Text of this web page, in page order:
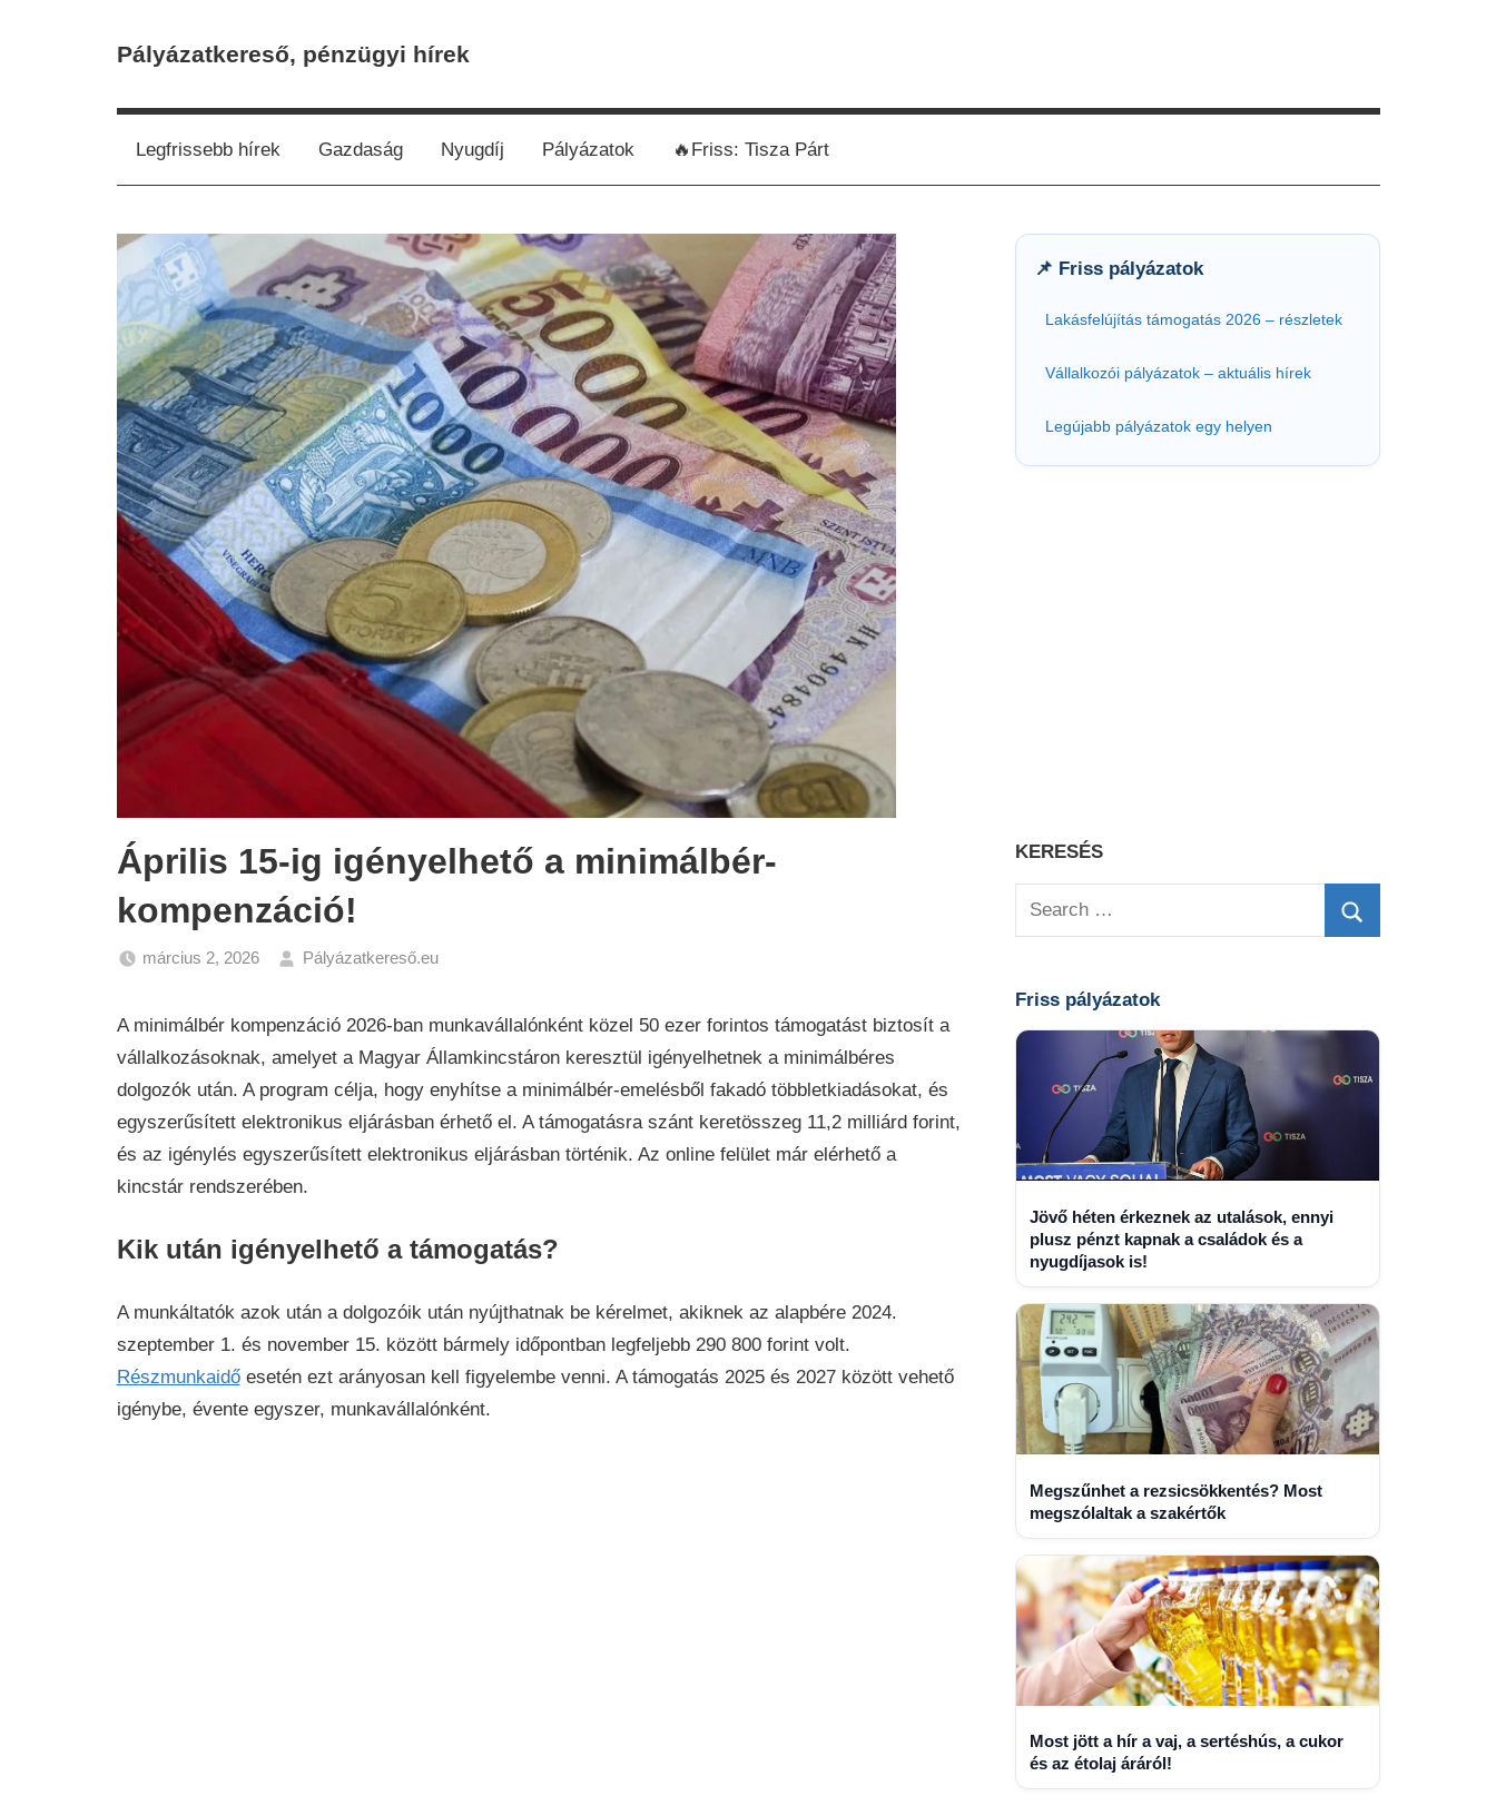
Pályázatkereső, pénzügyi hírek
Legfrissebb hírek Gazdaság Nyugdíj Pályázatok 🔥Friss: Tisza Párt
Április 15-ig igényelhető a minimálbér-
kompenzáció!
március 2, 2026
Pályázatkereső.eu
hírek
Gazdaság,
Hírek
A minimálbér kompenzáció 2026-ban munkavállalónként közel 50 ezer forintos támogatást biztosít a
vállalkozásoknak, amelyet a Magyar Államkincstáron keresztül igényelhetnek a minimálbéres
dolgozók után. A program célja, hogy enyhítse a minimálbér-emelésből fakadó többletkiadásokat, és
egyszerűsített elektronikus eljárásban érhető el. A támogatásra szánt keretösszeg 11,2 milliárd forint,
és az igénylés egyszerűsített elektronikus eljárásban történik. Az online felület már elérhető a
kincstár rendszerében.
Kik után igényelhető a támogatás?
A munkáltatók azok után a dolgozóik után nyújthatnak be kérelmet, akiknek az alapbére 2024.
szeptember 1. és november 15. között bármely időpontban legfeljebb 290 800 forint volt.
Részmunkaidőesetén ezt arányosan kell figyelembe venni. A támogatás 2025 és 2027 között vehető
igénybe, évente egyszer, munkavállalónként.
📌 Friss pályázatok
Lakásfelújítás támogatás 2026 – részletek
Vállalkozói pályázatok – aktuális hírek
Legújabb pályázatok egy helyen
KERESÉS
Search
Friss pályázatok
Jövő héten érkeznek az utalások, ennyi
plusz pénzt kapnak a családok és a
nyugdíjasok is!
Megszűnhet a rezsicsökkentés? Most
megszólaltak a szakértők
Most jött a hír a vaj, a sertéshús, a cukor
és az étolaj áráról!